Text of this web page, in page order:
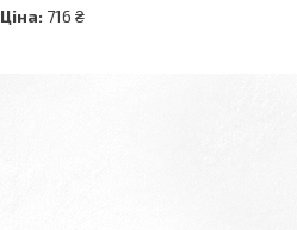
Ціна: 716 ₴